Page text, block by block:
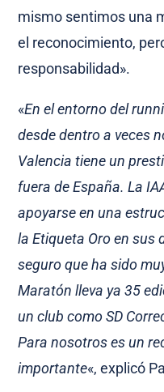
mismo sentimos una
el reconocimiento,
responsabilidad».
«En el entorno del
desde dentro a veces
Valencia tiene un
fuera de España. La
apoyarse en una
la Etiqueta Oro en sus
seguro que ha sido
Maratón lleva ya 35
un club como SD
Para nosotros es un
importante«, explicó